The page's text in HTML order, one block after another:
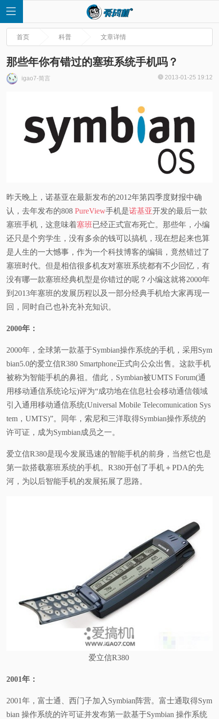
测
视
科
普
体
专
题
首页 科普 文章详情
那些年你有错过的塞班系统手机吗？
igao7-简言 2013-01-25 19:12
昨天晚上，诺基亚在最新发布的2012年第四季度财报中确
认，去年发布的808PureView手机是诺基亚开发的最后一款
塞班手机，这意味着塞班已经正式宣布死亡。那些年，小编
还只是个穷学生，没有多余的钱可以搞机，现在想起来也算
是人生的一大憾事，作为一个科技博客的编辑，竟然错过了
塞班时代。但是相信很多机友对塞班系统都有不少回忆，有
没有哪一款塞班经典机型是你错过的呢？小编这就将2000年
到2013年塞班的发展历程以及一部分经典手机给大家再现一
回，同时自己也补充补充知识。
2000年：
2000年，全球第一款基于Symbian操作系统的手机，采用Sym
bian5.0的爱立信R380 Smartphone正式向公众出售。这款手机
被称为智能手机的鼻祖。借此，Symbian被UMTS Forum(通
用移动通信系统论坛)评为“成功地在信息社会移动通信领域
引入通用移动通信系统(Universal Mobile Telecomunication Sys
tem，UMTS)”。同年，索尼和三洋取得Symbian操作系统的
许可证，成为Symbian成员之一。
爱立信R380是现今发展迅速的智能手机的前身，当然它也是
第一款搭载塞班系统的手机。R380开创了手机＋PDA的先
河，为以后智能手机的发展拓展了思路。
爱立信R380
2001年：
2001年，富士通、西门子加入Symbian阵营。富士通取得Sym
bian 操作系统的许可证并发布第一款基于Symbian 操作系统